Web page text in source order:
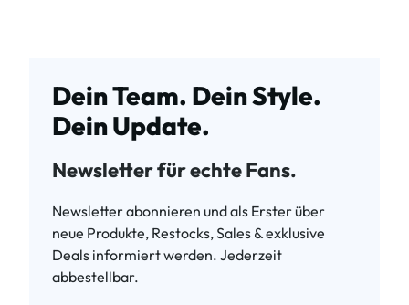
Dein Team. Dein Style.
Dein Update.
Newsletter für echte Fans.
Newsletter abonnieren und als Erster über
neue Produkte, Restocks, Sales & exklusive
Deals informiert werden. Jederzeit
abbestellbar.